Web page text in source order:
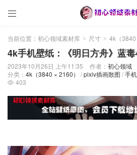

当前位置： 初心领域素材库 > 尺寸 > 4k（3840
4k手机壁纸：《明日方舟》蓝
2023年10月26日 上午11:35 作者： 初心领域
分类： 4k（3840 × 2160） /pixiv插画散图 /手
 403